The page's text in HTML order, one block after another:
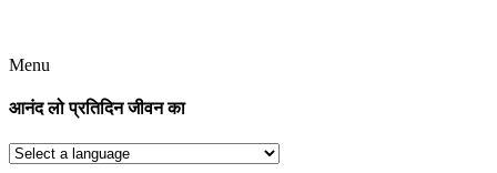
Menu
आनंद लो प्रतिदिन जीवन का